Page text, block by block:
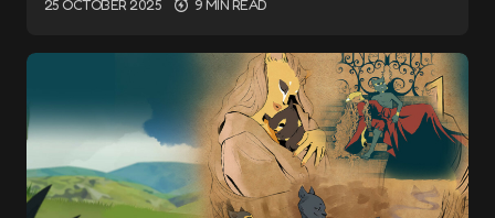
25 OCTOBER 2025 9 MIN READ